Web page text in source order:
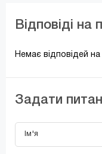
Відповіді на
Немає відповідей
Задати